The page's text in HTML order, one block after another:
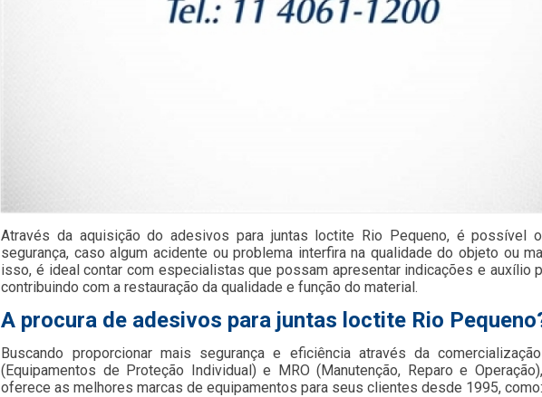
Através da aquisição do adesivos para juntas loctite Rio Pequeno, é possível
segurança, caso algum acidente ou problema interfira na qualidade do objeto ou
isso, é ideal contar com especialistas que possam apresentar indicações e auxílio
contribuindo com a restauração da qualidade e função do material.
A procura de adesivos para juntas loctite Rio
Buscando proporcionar mais segurança e eficiência através da
(Equipamentos de Proteção Individual) e MRO (Manutenção, Reparo e
oferece as melhores marcas de equipamentos para seus clientes desde 1995, como: